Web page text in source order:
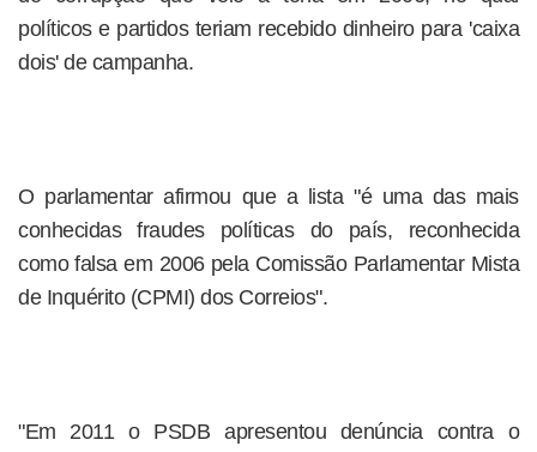
políticos e partidos teriam recebido dinheiro para 'caixa
dois' de campanha.
O parlamentar afirmou que a lista "é uma das mais
conhecidas fraudes políticas do país, reconhecida
como falsa em 2006 pela Comissão Parlamentar Mista
de Inquérito (CPMI) dos Correios".
"Em 2011 o PSDB apresentou denúncia contra o